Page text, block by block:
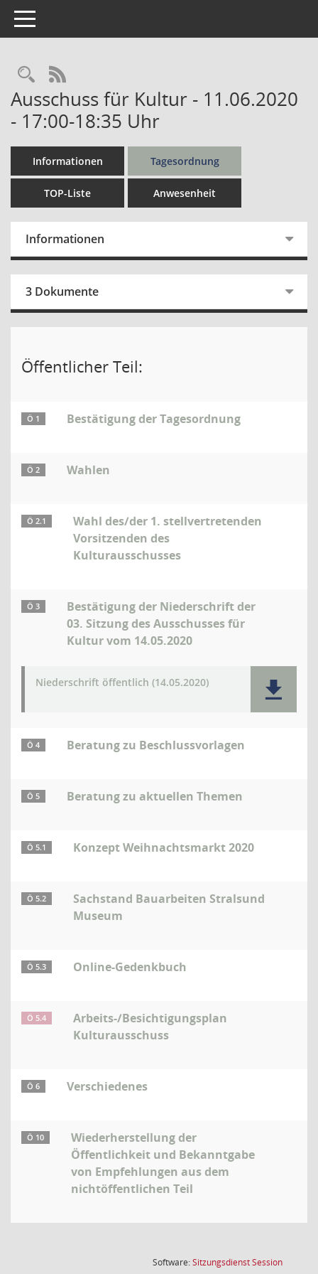
Toggle navigation
Rechercheauswahl
RSS-Feed
Ausschuss für Kultur - 11.06.2020
- 17:00-18:35 Uhr
Informationen Tagesordnung
TOP-Liste Anwesenheit
Informationen
3 Dokumente
Öffentlicher Teil:
Ö 1 Bestätigung der Tagesordnung
Ö 2 Wahlen
Ö 2.1
Wahl des/der 1. stellvertretenden
Vorsitzenden des
Kulturausschusses
Ö 3
Bestätigung der Niederschrift der
03. Sitzung des Ausschusses für
Kultur vom 14.05.2020
Niederschrift öffentlich (14.05.2020)
Ö 4 Beratung zu Beschlussvorlagen
Ö 5 Beratung zu aktuellen Themen
Ö 5.1 Konzept Weihnachtsmarkt 2020
Ö 5.2
Sachstand Bauarbeiten Stralsund
Museum
Ö 5.3 Online-Gedenkbuch
Ö 5.4
Arbeits-/Besichtigungsplan
Kulturausschuss
Ö 6 Verschiedenes
Ö 10
Wiederherstellung der
Öffentlichkeit und Bekanntgabe
von Empfehlungen aus dem
nichtöffentlichen Teil
Software:SitzungsdienstSession(Wird in